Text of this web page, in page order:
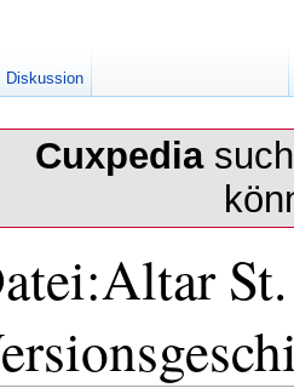
Cuxpedia
Diskussion